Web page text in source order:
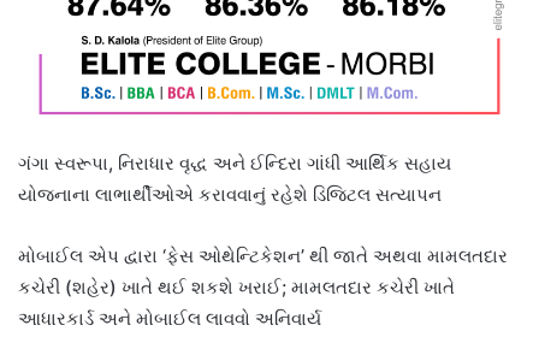
ગંગા સ્વરૂપા, નિરાધાર વૃદ્ધ અને ઈન્દિરા ગાંધી આર્થિક સહાય
યોજનાના લાભાર્થીઓએ કરાવવાનું રહેશે ડિજિટલ સત્યાપન
મોબાઈલ એપ દ્વારા ‘ફેસ ઓથેન્ટિકેશન’ થી જાતે અથવા મામલતદાર
કચેરી (શહેર) ખાતે થઈ શકશે ખરાઈ; મામલતદાર કચેરી ખાતે
આધારકાર્ડ અને મોબાઈલ લાવવો અનિવાર્ય